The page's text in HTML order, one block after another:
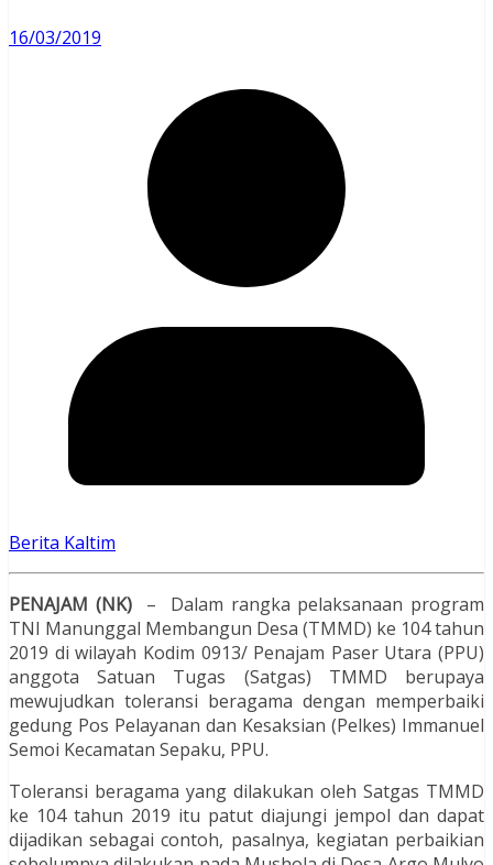
16/03/2019
Berita Kaltim
PENAJAM (NK)– Dalam rangka pelaksanaan program
TNI Manunggal Membangun Desa (TMMD) ke 104 tahun
2019 di wilayah Kodim 0913/ Penajam Paser Utara (PPU)
anggota Satuan Tugas (Satgas) TMMD berupaya
mewujudkan toleransi beragama dengan memperbaiki
gedung Pos Pelayanan dan Kesaksian (Pelkes) Immanuel
Semoi Kecamatan Sepaku, PPU.
Toleransi beragama yang dilakukan oleh Satgas TMMD
ke 104 tahun 2019 itu patut diajungi jempol dan dapat
dijadikan sebagai contoh, pasalnya, kegiatan perbaikian